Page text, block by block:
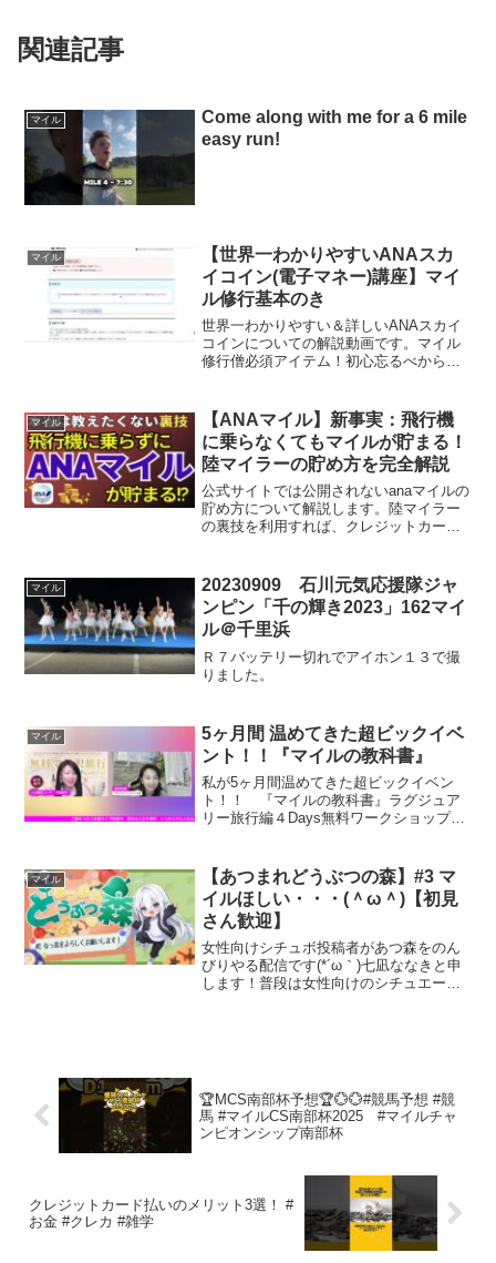
関連記事
マイル
Come along with me for a 6 mile
easy run!
マイル
【世界一わかりやすいANAスカ
イコイン(電子マネー)講座】マイ
ル修行基本のき
世界一わかりやすい＆詳しいANAスカイ
コインについての解説動画です。マイル
修行僧必須アイテム！初心忘るべから
が貯まるアイデアが湧くだけでなく、最
先端のテクニックやメソッ...
マイル
【ANAマイル】新事実：飛行機
に乗らなくてもマイルが貯まる！
陸マイラーの貯め方を完全解説
公式サイトでは公開されないanaマイルの
貯め方について解説します。陸マイラー
の裏技を利用すれば、クレジットカード
ない、と思っているあなたにこそ知って
ほしい。ポイントサイ...
マイル
20230909 石川元気応援隊ジャ
ンピン「千の輝き2023」162マイ
ル＠千里浜
Ｒ７バッテリー切れでアイホン１３で撮
りました。
マイル
5ヶ月間 温めてきた超ビックイベ
ント！！『マイルの教科書』
私が5ヶ月間温めてきた超ビックイベン
ト！！ 『マイルの教科書』ラグジュア
リー旅行編４Days無料ワークショップ4
催しますのでぜひ予定を空けておいてく
ださいね！ 今回はア...
マイル
【あつまれどうぶつの森】#3 マ
イルほしい・・・(＾ω＾)【初見
さん歓迎】
女性向けシチュボ投稿者があつ森をのん
びりやる配信です(*´ω｀)七凪ななきと申
します！普段は女性向けのシチュエーシ
🏆MCS南部杯予想🏆💮💮#競馬予想 #競
馬 #マイルCS南部杯2025 #マイルチャ
ンピオンシップ南部杯
クレジットカード払いのメリット3選！ #
お金 #クレカ #雑学